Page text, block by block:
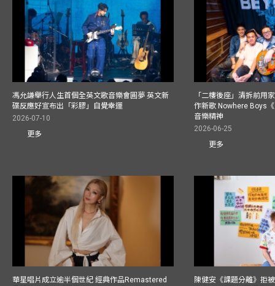
馮允謙舉行人生首個全英文歌音樂會圓夢 英文新
碟反應好宣布出「彩膠」自覺幸運
2026-07-10
更多
「二樓後座」清拆前用
作新歌 Nowhere Boys
音樂精神
2026-06-25
更多
華星唱片成立逾半個世紀 經典作品Remastered
陳健安《課題分離》拒